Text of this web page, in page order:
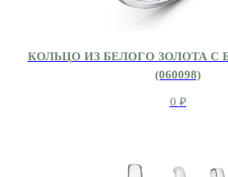
КОЛЬЦО ИЗ БЕЛОГО ЗОЛОТА С
(060098)
0 ₽